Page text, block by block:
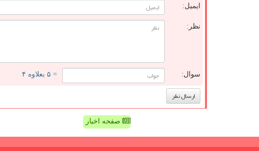
ایمیل:
نظر:
سوال: = ۵ بعلاوه ۴
صفحه اخبار